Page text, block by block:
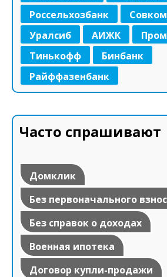
Россельхозбанк
Уралсиб
АИЖК
Тинькофф
Бинбанк
Райффазенбанк
Часто спрашивают
Домклик
Без первоначального
Без справок о доходах
Военная ипотека
Договор купли-продажи